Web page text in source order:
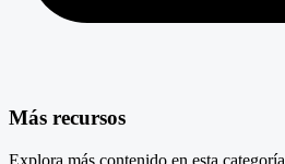
Más recursos